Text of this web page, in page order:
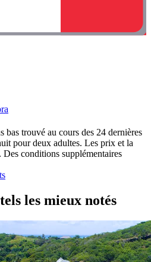
bas trouvé au cours des 24 dernières
pour deux adultes. Les prix et la
conditions supplémentaires
les mieux notés